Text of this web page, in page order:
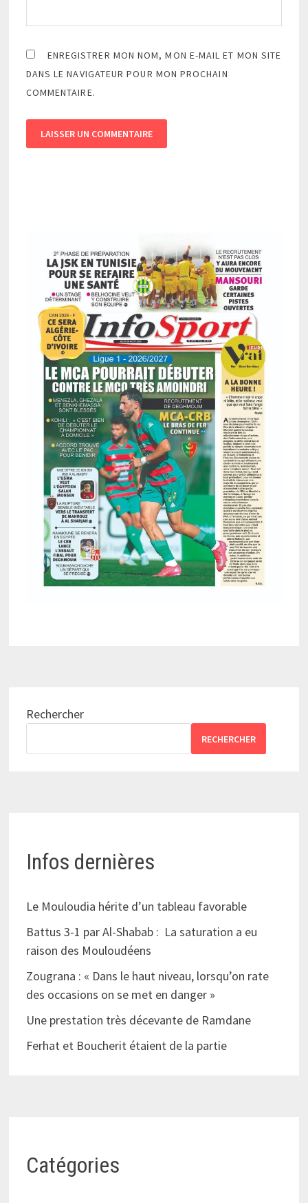
ENREGISTRER MON NOM, MON E-MAIL ET MON SITE
DANS LE NAVIGATEUR POUR MON PROCHAIN
COMMENTAIRE.
Rechercher
RECHERCHER
Infos dernières
Le Mouloudia hérite d’un tableau favorable
Battus 3-1 par Al-Shabab : La saturation a eu
raison des Mouloudéens
Zougrana : « Dans le haut niveau, lorsqu’on rate
des occasions on se met en danger »
Une prestation très décevante de Ramdane
Ferhat et Boucherit étaient de la partie
Catégories